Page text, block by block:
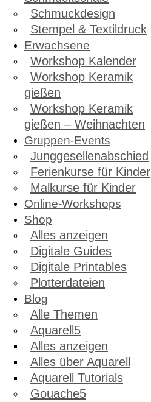
Schmuckdesign
Stempel & Textildruck
Erwachsene
Workshop Kalender
Workshop Keramik
gießen
Workshop Keramik
gießen – Weihnachten
Gruppen-Events
Junggesellenabschied
Ferienkurse für Kinder
Malkurse für Kinder
Online-Workshops
Shop
Alles anzeigen
Digitale Guides
Digitale Printables
Plotterdateien
Blog
Alle Themen
Aquarell
Alles anzeigen
Alles über Aquarell
Aquarell Tutorials
Gouache